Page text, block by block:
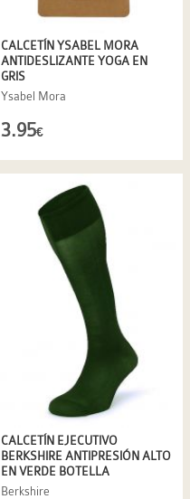
CALCETÍN YSABEL MORA
ANTIDESLIZANTE YOGA EN
GRIS
Ysabel Mora
3.95€
CALCETÍN EJECUTIVO
BERKSHIRE ANTIPRESIÓN ALTO
EN VERDE BOTELLA
Berkshire